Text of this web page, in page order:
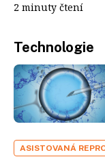
2 minuty čtení
Technologie
ASISTOVANÁ